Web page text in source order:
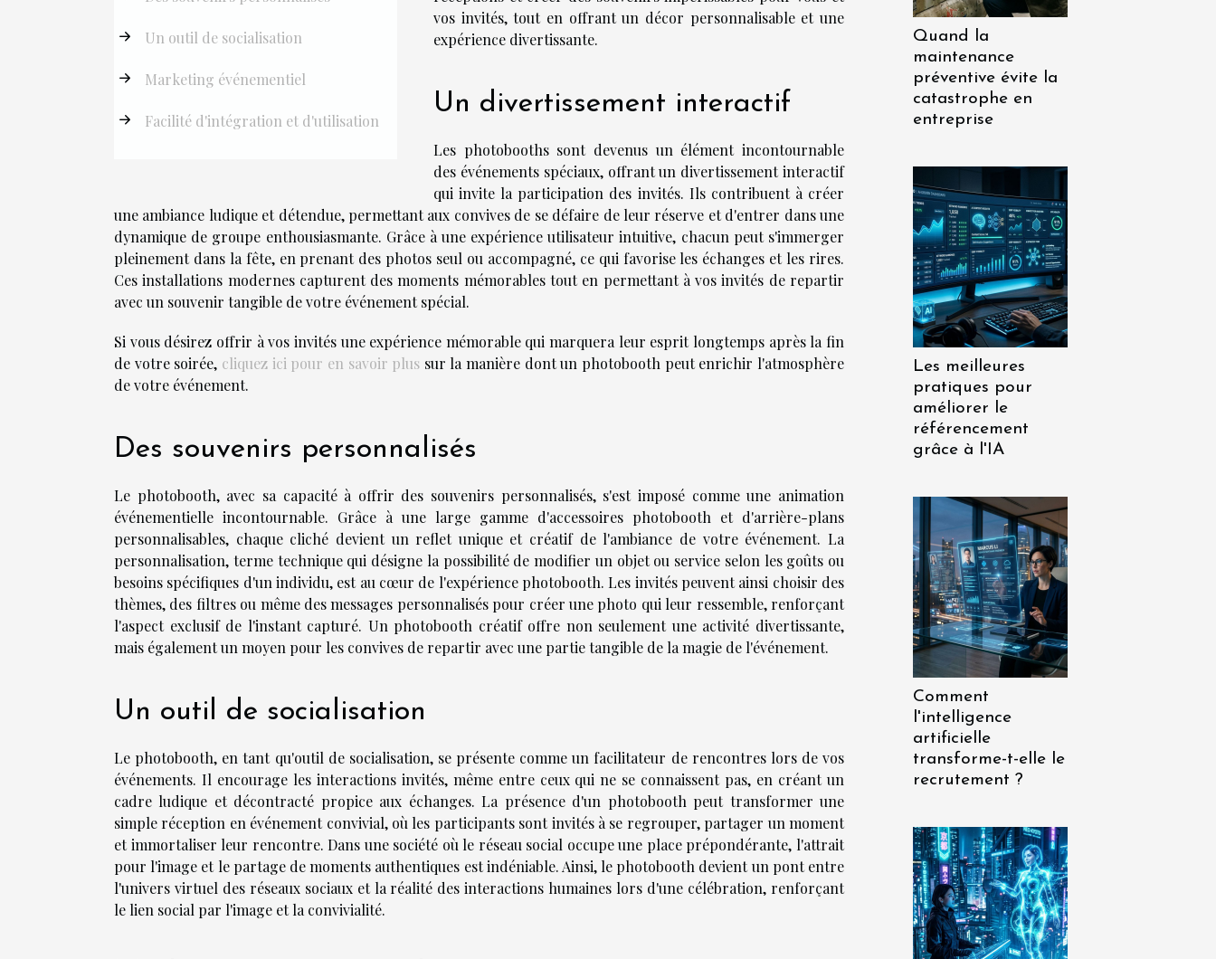
Un outil de socialisation
Marketing événementiel
Facilité d'intégration et d'utilisation
vos invités, tout en offrant un décor personnalisable et une
expérience divertissante.
Un divertissement interactif
Les photobooths sont devenus un élément incontournable
des événements spéciaux, offrant un divertissement interactif
qui invite la participation des invités. Ils contribuent à créer
une ambiance ludique et détendue, permettant aux convives de se défaire de leur réserve et d'entrer dans une
dynamique de groupe enthousiasmante. Grâce à une expérience utilisateur intuitive, chacun peut s'immerger
pleinement dans la fête, en prenant des photos seul ou accompagné, ce qui favorise les échanges et les rires.
Ces installations modernes capturent des moments mémorables tout en permettant à vos invités de repartir
avec un souvenir tangible de votre événement spécial.
Si vous désirez offrir à vos invités une expérience mémorable qui marquera leur esprit longtemps après la fin
de votre soirée, cliquez ici pour en savoir plus sur la manière dont un photobooth peut enrichir l'atmosphère
de votre événement.
Des souvenirs personnalisés
Le photobooth, avec sa capacité à offrir des souvenirs personnalisés, s'est imposé comme une animation
événementielle incontournable. Grâce à une large gamme d'accessoires photobooth et d'arrière-plans
personnalisables, chaque cliché devient un reflet unique et créatif de l'ambiance de votre événement. La
personnalisation, terme technique qui désigne la possibilité de modifier un objet ou service selon les goûts ou
besoins spécifiques d'un individu, est au cœur de l'expérience photobooth. Les invités peuvent ainsi choisir des
thèmes, des filtres ou même des messages personnalisés pour créer une photo qui leur ressemble, renforçant
l'aspect exclusif de l'instant capturé. Un photobooth créatif offre non seulement une activité divertissante,
mais également un moyen pour les convives de repartir avec une partie tangible de la magie de l'événement.
Un outil de socialisation
Le photobooth, en tant qu'outil de socialisation, se présente comme un facilitateur de rencontres lors de vos
événements. Il encourage les interactions invités, même entre ceux qui ne se connaissent pas, en créant un
cadre ludique et décontracté propice aux échanges. La présence d'un photobooth peut transformer une
simple réception en événement convivial, où les participants sont invités à se regrouper, partager un moment
et immortaliser leur rencontre. Dans une société où le réseau social occupe une place prépondérante, l'attrait
pour l'image et le partage de moments authentiques est indéniable. Ainsi, le photobooth devient un pont entre
l'univers virtuel des réseaux sociaux et la réalité des interactions humaines lors d'une célébration, renforçant
le lien social par l'image et la convivialité.
Quand la
maintenance
préventive évite la
catastrophe en
entreprise
Les meilleures
pratiques pour
améliorer le
référencement
grâce à l'IA
Comment
l'intelligence
artificielle
transforme-t-elle le
recrutement ?